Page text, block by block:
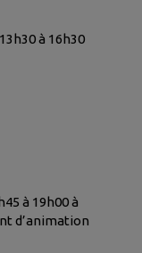
à 16h30
à 19h00 à
d’animation